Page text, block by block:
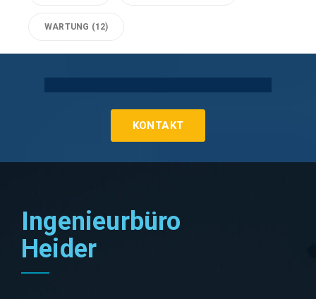
WARTUNG (12)
KONTAKT
Ingenieurbüro
Heider